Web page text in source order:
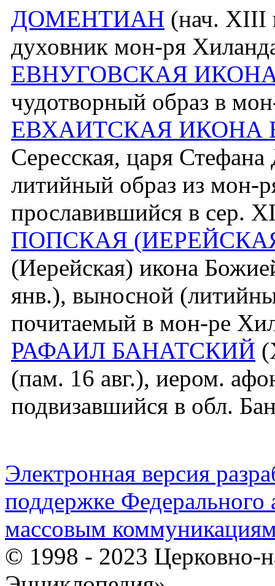
ДОМЕНТИАН (нач. XIII
духовник мон-ря
ЕВНУГОВСКАЯ
чудотворный образ в
ЕВХАИТСКАЯ ИКОНА
Сересская, царя
литийный образ из мон-
прославившийся в сер.
ПОПСКАЯ
(Иерейская) икона
янв.), выносной
почитаемый в мон-ре
РАФАИЛ БАНАТСКИЙ
(пам. 16 авг.), иером.
подвизавшийся в обл.
Электронная версия
поддержке Федерального
массовым
© 1998 - 2023 Церковно-